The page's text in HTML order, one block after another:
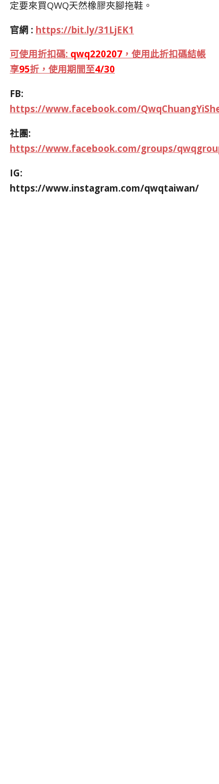
定要來買QWQ天然橡膠夾腳拖鞋。
官網 : https://bit.ly/31LjEK1
可使用折扣碼: qwq220207 ，使用此折扣碼結帳
享95折，使用期間至4/30
FB:
https://www.facebook.com/
社團:
https://www.facebook.com/groups/
IG:
https://www.instagram.com/qwqtaiwan/